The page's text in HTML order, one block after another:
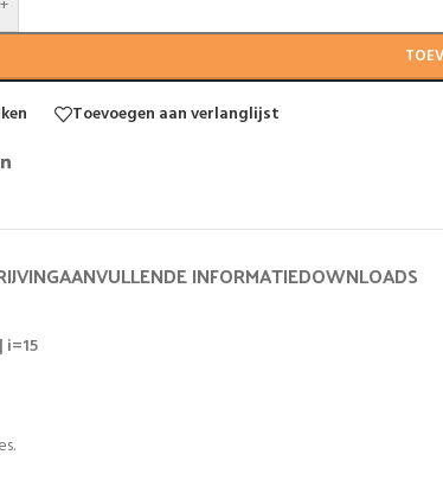
+
Toevoegen aan verlanglijst
AANVULLENDE INFORMATIEDOWNLOADS
i=15